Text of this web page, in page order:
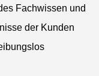
Fachwissen und
der Kunden